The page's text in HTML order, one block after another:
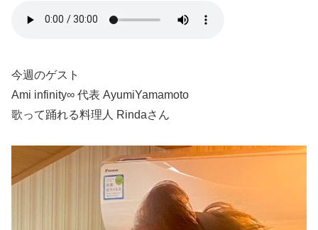
今週のゲスト
Ami infinity∞ 代表 AyumiYamamoto
歌って踊れる料理人 Rindaさん